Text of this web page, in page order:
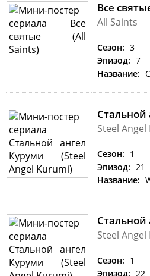
Все
All Saints
Сезон: 3
Эпизод: 7
Название:
Стальной
Steel
Сезон: 1
Эпизод: 21
Название:
Стальной
Steel
Сезон: 1
Эпизод: 22